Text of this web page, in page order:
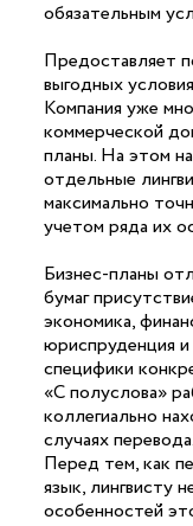
обязательным
Предоставляет
выгодных
Компания уже
коммерческой
планы. На этом
отдельные
максимально
учетом ряда их
Бизнес-планы
бумаг
экономика,
юриспруденция и
специфики
«С полуслова»
коллегиально
случаях перевода.
Перед тем, как
язык, лингвисту
особенностей